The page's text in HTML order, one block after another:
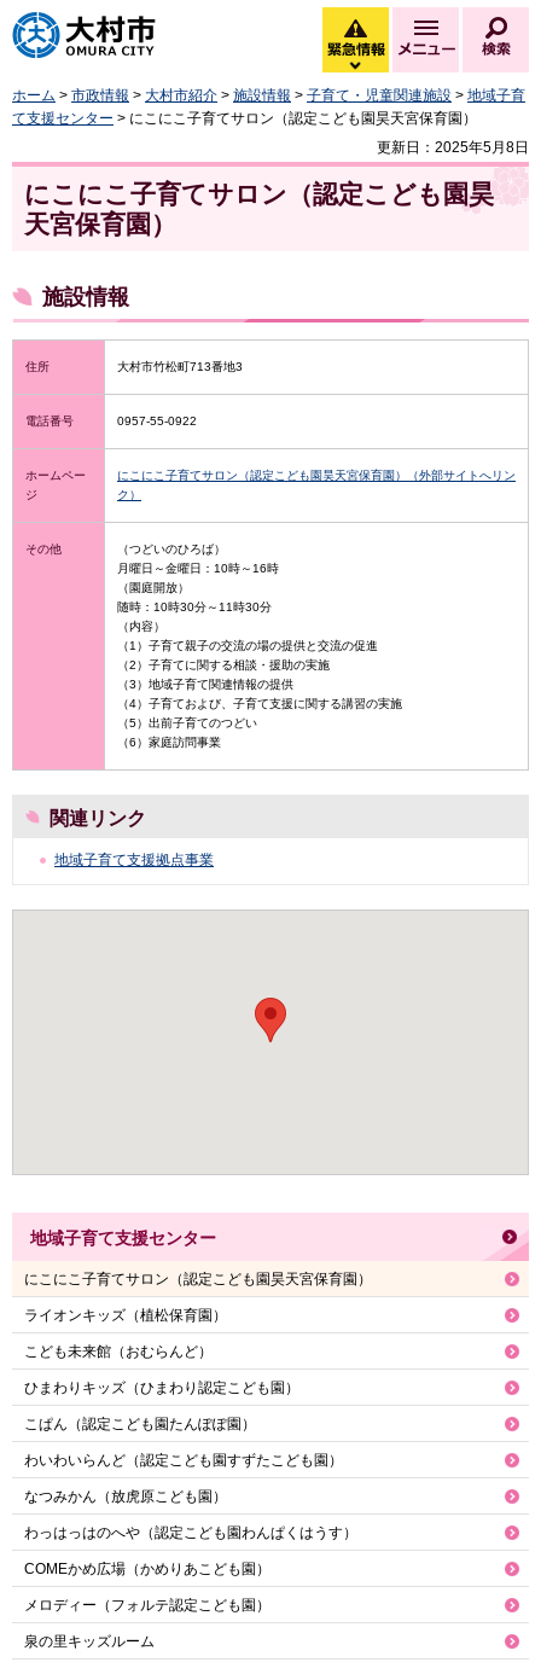
大村市
緊急情報
緊急情報を開く
メニュー
ホーム > 市政情報 > 大村市紹介 > 施設情報 > 子育て・児童関連施設 > 地域子育
て支援センター > にこにこ子育てサロン（認定こども園昊天宮保育園）
更新日：2025年5月8日
にこにこ子育てサロン（認定こども園昊
天宮保育園）
施設情報
住所 大村市竹松町713番地3
電話番号 0957-55-0922
ホームペー
ジ
にこにこ子育てサロン（認定こども園昊天宮保育園）（外部サイトへリン
ク）
その他
（つどいのひろば）
月曜日～金曜日：10時～16時
（園庭開放）
随時：10時30分～11時30分
（内容）
（1）子育て親子の交流の場の提供と交流の促進
（2）子育てに関する相談・援助の実施
（3）地域子育て関連情報の提供
（4）子育ておよび、子育て支援に関する講習の実施
（5）出前子育てのつどい
（6）家庭訪問事業
関連リンク
地域子育て支援拠点事業
地域子育て支援センター
にこにこ子育てサロン（認定こども園昊天宮保育園）
ライオンキッズ（植松保育園）
こども未来館（おむらんど）
ひまわりキッズ（ひまわり認定こども園）
こぱん（認定こども園たんぽぽ園）
わいわいらんど（認定こども園すずたこども園）
なつみかん（放虎原こども園）
わっはっはのへや（認定こども園わんぱくはうす）
COMEかめ広場（かめりあこども園）
メロディー（フォルテ認定こども園）
泉の里キッズルーム